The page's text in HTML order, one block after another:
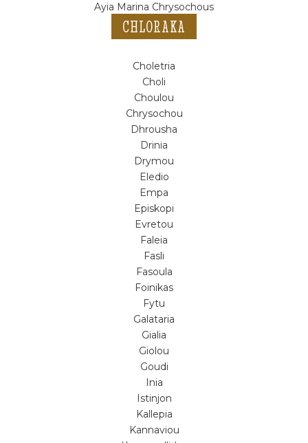
Ayia Marina Chrysochous
CHLORAKA
Choletria
Choli
Choulou
Chrysochou
Dhrousha
Drinia
Drymou
Eledio
Empa
Episkopi
Evretou
Faleia
Fasli
Fasoula
Foinikas
Fytu
Galataria
Gialia
Giolou
Goudi
Inia
Istinjon
Kallepia
Kannaviou